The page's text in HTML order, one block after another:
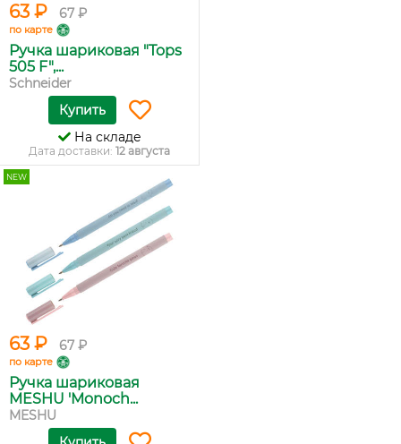
63 ₽ 67 ₽
по карте
Ручка шариковая "Tops
505 F",...
Schneider
Купить
На складе
Дата доставки: 12 августа
NEW
63 ₽ 67 ₽
по карте
Ручка шариковая
MESHU 'Monoch...
MESHU